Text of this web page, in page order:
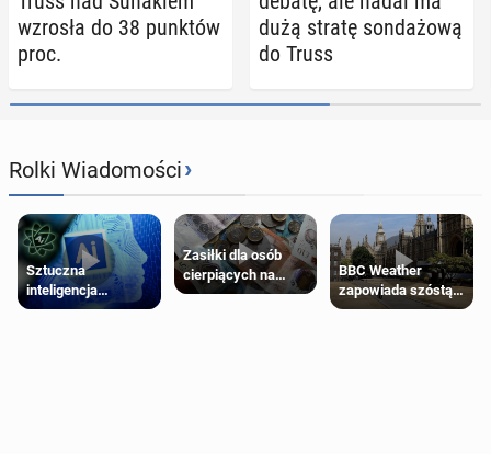
wzrosła do 38 punktów
proc.
dużą stratę son­da­żo­wą
do Truss
Rolki Wiadomości›
Sztuczna
inteligencja
próbowała oszukać
Zasiłki dla osób
cierpiących na
schorzenia
BBC Weather
zapowiada szóstą
falę upałów w